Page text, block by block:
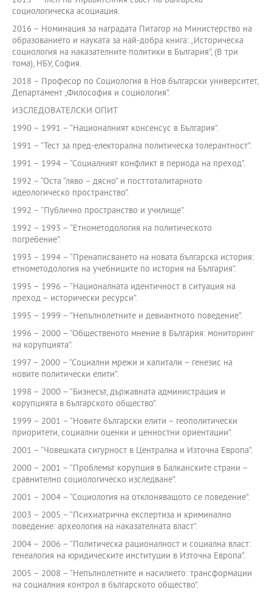
социологическа асоциация.
2016 – Номинация за наградата Питагор на Министерство на
образованието и науката за най-добра книга: „Историческа
социология на наказателните политики в България”, (В три
тома), НБУ, София.
2018 – Професор по Социология в Нов български университет,
Департамент „Философия и социология”.
ИЗСЛЕДОВАТЕЛСКИ ОПИТ
1990 – 1991 – “Националният консенсус в България”.
1991 – “Тест за пред-електорална политическа толерантност”.
1991 – 1994 – “Социалният конфликт в периода на преход”.
1992 – “Оста “ляво – дясно” и посттоталитарното
идеологическо пространство”.
1992 – “Публично пространство и училище”.
1992 – 1993 – “Етнометодология на политическото
погребение”.
1993 – 1994 – “Пренаписването на новата българска история:
етнометодология на учебниците по история на България”.
1995 – 1996 – “Националната идентичност в ситуация на
преход – исторически ресурси”.
1995 – 1999 – “Непълнолетните и девиантното поведение”.
1996 – 2000 – “Общественото мнение в България: мониторинг
на корупцията”.
1997 – 2000 – “Социални мрежи и капитали – генезис на
новите политически елити”.
1998 – 2000 – “Бизнесът, държавната администрация и
корупцията в българското общество”.
1999 – 2001 – “Новите български елити – геополитически
приоритети, социални оценки и ценностни ориентации”.
2001 – “Човешката сигурност в Централна и Източна Европа”.
2000 – 2001 – “Проблемът корупция в Балканските страни –
сравнително социологическо изследване”.
2001 – 2004 – “Социология на отклоняващото се поведение”.
2003 – 2005 – “Психиатрична експертиза и криминално
поведение: археология на наказателната власт”.
2004 – 2006 – “Политическа рационалност и социална власт:
генеалогия на юридическите институции в Източна Европа”.
2005 – 2008 – “Непълнолетните и насилието: трансформации
на социалния контрол в българското общество”.